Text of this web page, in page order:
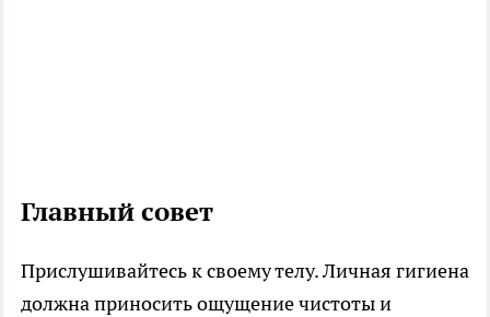
Главный совет
Прислушивайтесь к своему телу. Личная гигиена
должна приносить ощущение чистоты и